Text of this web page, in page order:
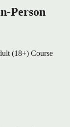
Person
(18+) Course